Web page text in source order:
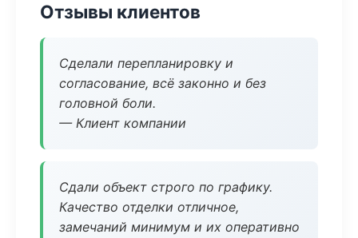
Отзывы клиентов
Сделали перепланировку и
согласование, всё законно и без
головной боли.
— Клиент компании
Сдали объект строго по графику.
Качество отделки отличное,
замечаний минимум и их оперативно